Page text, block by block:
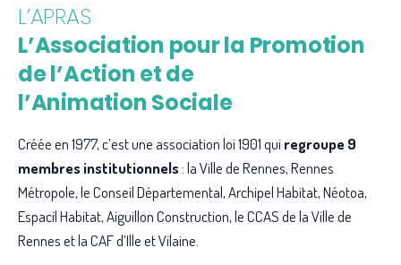
L’APRAS
L’Association pour la Promotion
de l’Action et de
l’Animation Sociale
Créée en 1977, c’est une association loi 1901 quiregroupe 9
membres institutionnels: la Ville de Rennes, Rennes
Métropole, le Conseil Départemental, Archipel Habitat, Néotoa,
Espacil Habitat, Aiguillon Construction, le CCAS de la Ville de
Rennes et la CAF d’Ille et Vilaine.